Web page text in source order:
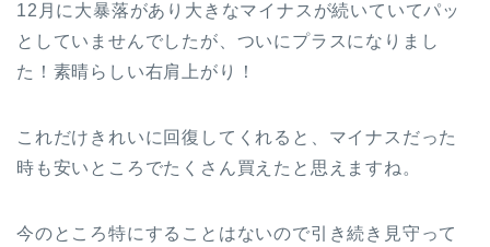
12月に大暴落があり大きなマイナスが続いていてパッ
としていませんでしたが、ついにプラスになりまし
た！素晴らしい右肩上がり！
これだけきれいに回復してくれると、マイナスだった
時も安いところでたくさん買えたと思えますね。
今のところ特にすることはないので引き続き見守って